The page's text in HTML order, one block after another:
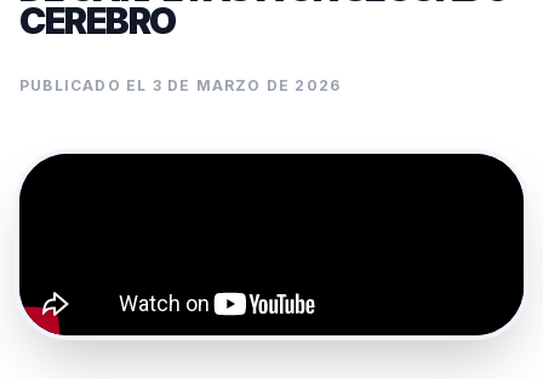
CEREBRO
PUBLICADO EL 3 DE MARZO DE 2026